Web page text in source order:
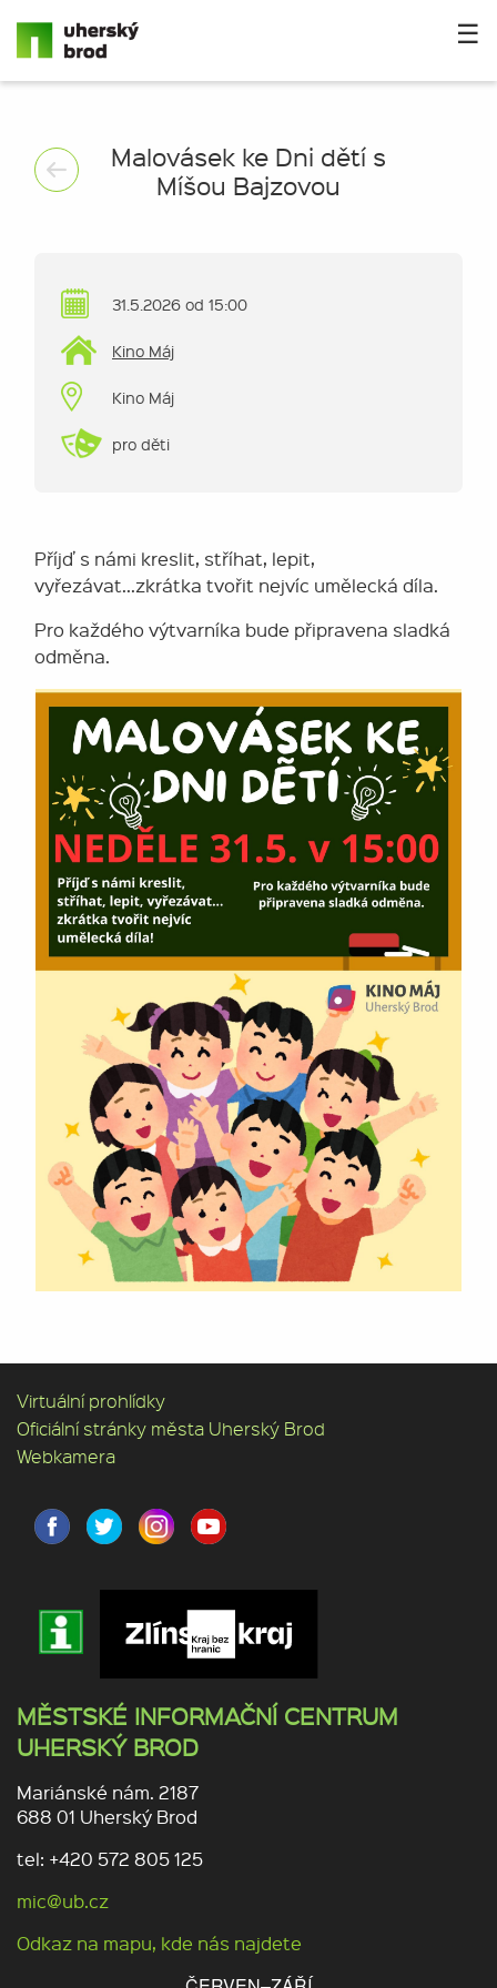
☰
Malovásek ke Dni dětí s
Míšou Bajzovou
31.5.2026 od 15:00
Kino Máj
Kino Máj
pro děti
Příjď s námi kreslit, stříhat, lepit,
vyřezávat...zkrátka tvořit nejvíc umělecká díla.
Pro každého výtvarníka bude připravena sladká
odměna.
Virtuální prohlídky
Oficiální stránky města Uherský Brod
Webkamera
MĚSTSKÉ INFORMAČNÍ CENTRUM
UHERSKÝ BROD
Mariánské nám. 2187
688 01 Uherský Brod
tel: +420 572 805 125
mic@ub.cz
Odkaz na mapu, kde nás najdete